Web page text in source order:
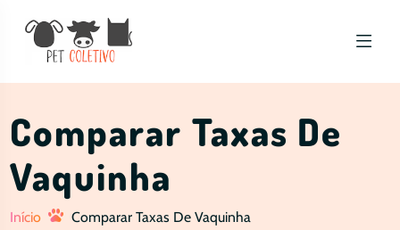
Comparar Taxas De
Vaquinha
Início Comparar Taxas De Vaquinha